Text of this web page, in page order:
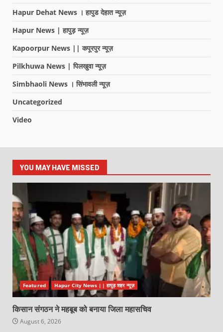
Hapur Dehat News । हापुड देहात न्यूज़
Hapur News | हापुड़ न्यूज़
Kapoorpur News || कपूरपुर न्यूज़
Pilkhuwa News | पिलखुवा न्यूज़
Simbhaoli News । सिंभावली न्यूज़
Uncategorized
Video
YOU MAY HAVE MISSED
Featured Hapur City News || हापुड़ शहर न्यूज़
किसान संगठन ने महबूब को बनाया जिला महासचिव
August 6, 2026